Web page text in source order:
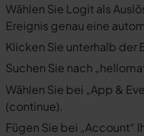
Wählen Sie Logit als
Ereignis genau eine
Klicken Sie unterhalb der
Suchen Sie nach
Wählen Sie bei „App &
(continue).
Fügen Sie bei „Account“